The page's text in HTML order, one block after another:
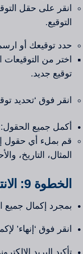
انقر على حقل
التوقيع.
حدد توقيعك أو
اختر من
توقيع جديد.
انقر فوق ‘تحديد
أكمل جميع الحقول:
قم بملء أي حقول
المثال، التاريخ،
الخطوة 9: الانتهاء من عملية التوقيع
بمجرد إكمال جميع
انقر فوق ‘إنهاء’